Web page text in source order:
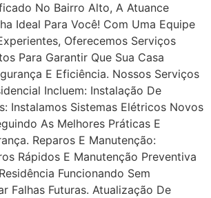
No Bairro Alto, A Atuance
Ideal Para Você! Com Uma Equipe
Oferecemos Serviços
Para Garantir Que Sua Casa
E Eficiência. Nossos Serviços
Incluem: Instalação De
Instalamos Sistemas Elétricos Novos
As Melhores Práticas E
Reparos E Manutenção:
Rápidos E Manutenção Preventiva
Funcionando Sem
Falhas Futuras. Atualização De